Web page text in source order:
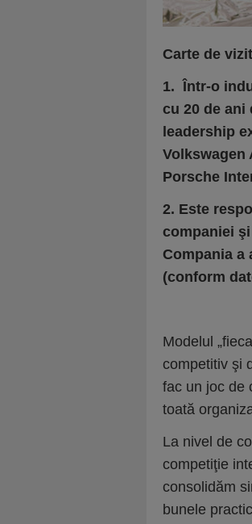
Carte de
1. Într-o
cu 20 de ani
leadership
Volkswagen
Porsche
2. Este
companiei
Compania a
(conform
Modelul
competitiv şi
fac un joc de
toată
La nivel de
competiţie
consolidăm
bunele